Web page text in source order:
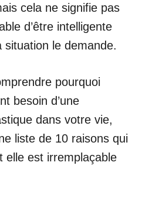
cela ne signifie pas
d’être intelligente
le demande.
pourquoi
besoin d’une
dans votre vie,
liste de 10 raisons qui
elle est irremplaçable